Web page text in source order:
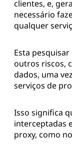
clientes, e,
necessário
qualquer
Esta
outros riscos,
dados, uma
serviços de
Isso significa
interceptadas
proxy, como